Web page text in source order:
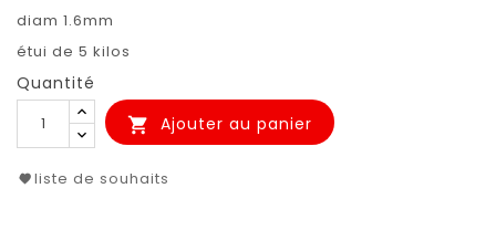
diam 1.6mm
étui de 5 kilos
Quantité
 Ajouter au panier
liste de souhaits